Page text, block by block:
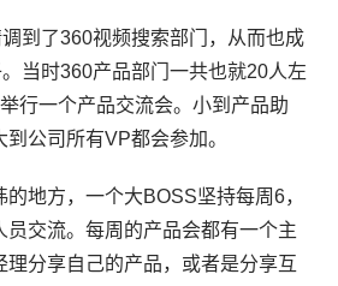
到了360视频搜索部门，从而也成
当时360产品部门一共也就20人左
行一个产品交流会。小到产品助
公司所有VP都会参加。
地方，一个大BOSS坚持每周6，
员交流。每周的产品会都有一个主
分享自己的产品，或者是分享互